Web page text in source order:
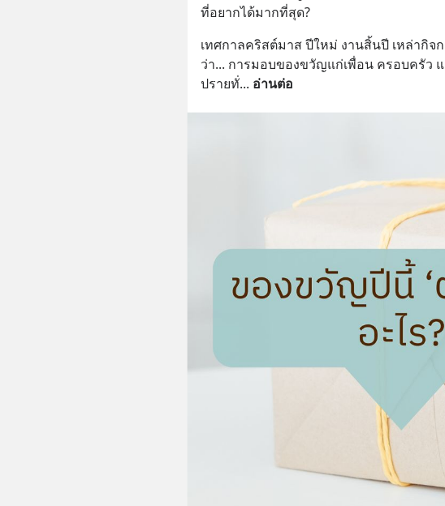
ที่อยากได้มากที่สุด?
เทศกาลคริสต์มาส ปีใหม่ งานสิ้นปี เหล่ากิจ
ว่า... การมอบของขวัญแก่เพื่อน ครอบครัว
ปรายทั่... อ่านต่อ